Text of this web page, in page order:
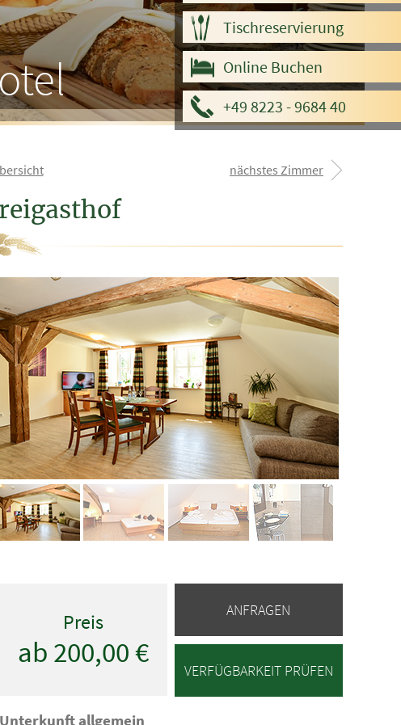
nächstes Zimmer
Preis
ab 200,00 €
ANFRAGEN
VERFÜGBARKEIT PRÜFEN
Unterkunft allgemein
Tischreservierung
Online Buchen
+49 8223 - 9684 40